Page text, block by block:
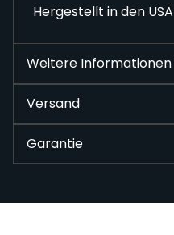
Hergestellt in den USA
Weitere Informationen
Versand
Garantie